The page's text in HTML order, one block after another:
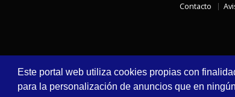
Este portal web utiliza cookies propias con
para la personalización de anuncios que en
Contacto